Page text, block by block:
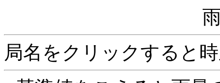
局名をクリックすると